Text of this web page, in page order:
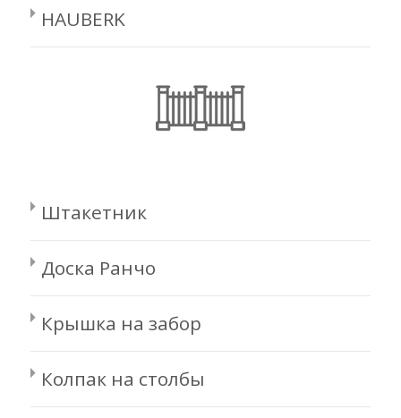
HAUBERK
Штакетник
Доска Ранчо
Крышка на забор
Колпак на столбы